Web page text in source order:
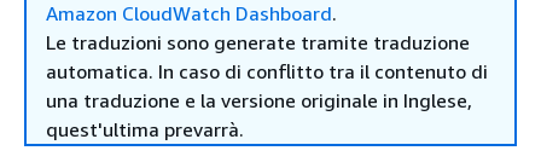
Amazon CloudWatch Dashboard.
Le traduzioni sono generate tramite traduzione
automatica. In caso di conflitto tra il contenuto di
una traduzione e la versione originale in Inglese,
quest'ultima prevarrà.